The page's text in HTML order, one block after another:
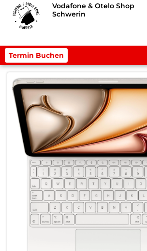
Vodafone & Otelo Shop
Schwerin
Termin Buchen